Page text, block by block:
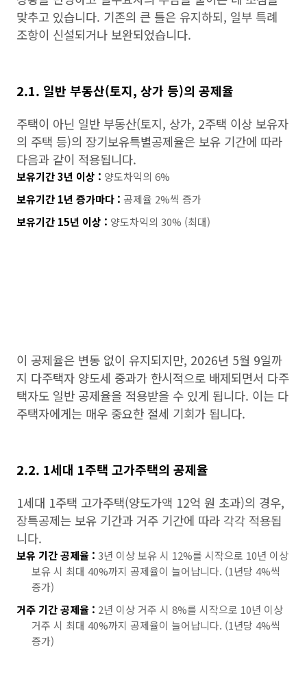
맞추고 있습니다. 기존의 큰 틀은 유지하되, 일부 특례
조항이 신설되거나 보완되었습니다.
2.1. 일반 부동산(토지, 상가 등)의 공제율
주택이 아닌 일반 부동산(토지, 상가, 2주택 이상 보유자
의 주택 등)의 장기보유특별공제율은 보유 기간에 따라
다음과 같이 적용됩니다.
보유기간 3년 이상 : 양도차익의 6%
보유기간 1년 증가마다 : 공제율 2%씩 증가
보유기간 15년 이상 : 양도차익의 30% (최대)
이 공제율은 변동 없이 유지되지만, 2026년 5월 9일까
지 다주택자 양도세 중과가 한시적으로 배제되면서 다주
택자도 일반 공제율을 적용받을 수 있게 됩니다. 이는 다
주택자에게는 매우 중요한 절세 기회가 됩니다.
2.2. 1세대 1주택 고가주택의 공제율
1세대 1주택 고가주택(양도가액 12억 원 초과)의 경우,
장특공제는 보유 기간과 거주 기간에 따라 각각 적용됩
니다.
보유 기간 공제율 : 3년 이상 보유 시 12%를 시작으로 10년 이상
보유 시 최대 40%까지 공제율이 늘어납니다. (1년당 4%씩
증가)
거주 기간 공제율 : 2년 이상 거주 시 8%를 시작으로 10년 이상
거주 시 최대 40%까지 공제율이 늘어납니다. (1년당 4%씩
증가)